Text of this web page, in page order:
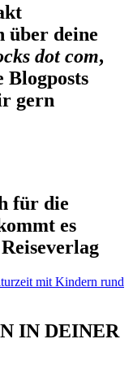
über deine
dot com,
Blogposts
gern
für die
es
IN DEINER